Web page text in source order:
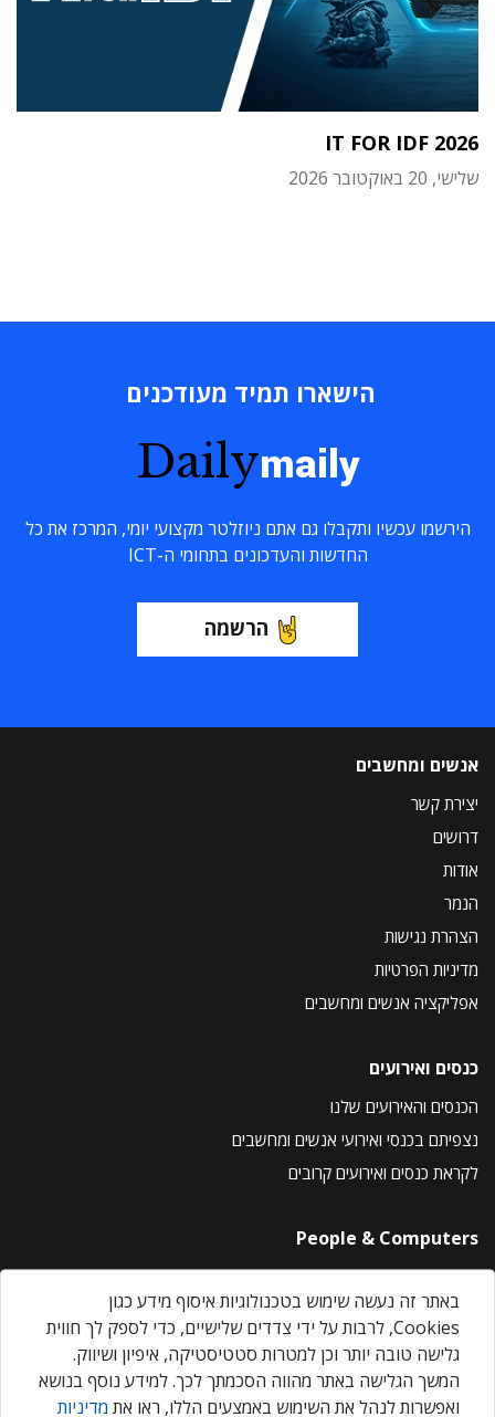
IT FOR IDF 2026
שלישי, 20 באוקטובר 2026
הישארו תמיד מעודכנים
Dailymaily
הירשמו עכשיו ותקבלו גם אתם ניוזלטר מקצועי יומי, המרכז את כל
החדשות והעדכונים בתחומי ה-ICT
הרשמה
אנשים ומחשבים
יצירת קשר
דרושים
אודות
הנמר
הצהרת נגישות
מדיניות הפרטיות
אפליקציה אנשים ומחשבים
כנסים ואירועים
הכנסים והאירועים שלנו
נצפיתם בכנסי ואירועי אנשים ומחשבים
לקראת כנסים ואירועים קרובים
People & Computers
About Us
Privacy Policy
Contact Us
Our Events
באתר זה נעשה שימוש בטכנולוגיות איסוף מידע כגון
Cookies, לרבות על ידי צדדים שלישיים, כדי לספק לך חווית
גלישה טובה יותר וכן למטרות סטטיסטיקה, איפיון ושיווק.
המשך הגלישה באתר מהווה הסכמתך לכך. למידע נוסף בנושא
ואפשרות לנהל את השימוש באמצעים הללו, ראו את מדיניות